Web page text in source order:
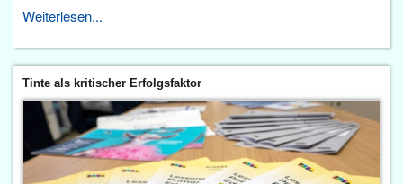
Weiterlesen...
Tinte als kritischer Erfolgsfaktor